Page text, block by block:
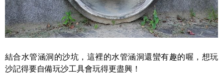
結合水管涵洞的沙坑，這裡的水管涵洞還蠻有趣的喔，想玩
沙記得要自備玩沙工具會玩得更盡興！